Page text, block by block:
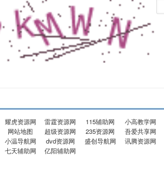
耀虎资源网 雷霆资源网 115辅助网 小高教学网
网站地图 超级资源网 235资源网 吾爱共享网
小温导航网 dvd资源网 盛创导航网 讯腾资源网
七天辅助网 亿阳辅助网